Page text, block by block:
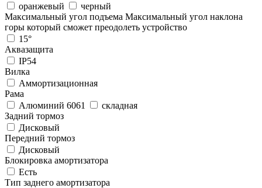
оранжевый
черный
Максимальный угол подъема Максимальный угол наклона
горы который сможет преодолеть устройство
15°
Аквазащита
IP54
Вилка
Аммортизационная
Рама
Алюминий 6061
складная
Задний тормоз
Дисковый
Передний тормоз
Дисковый
Блокировка амортизатора
Есть
Тип заднего амортизатора